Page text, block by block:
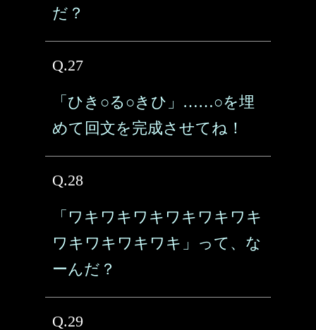
だ？
Q.27
「ひき○る○きひ」……○を埋
めて回文を完成させてね！
Q.28
「ワキワキワキワキワキワキ
ワキワキワキワキ」って、な
ーんだ？
Q.29